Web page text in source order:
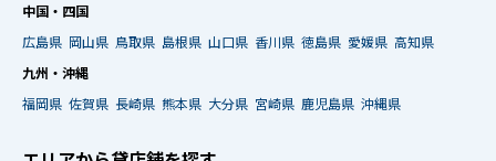
中国・四国
広島県 岡山県 鳥取県 島根県 山口県 香川県 徳島県 愛媛県 高知県
九州・沖縄
福岡県 佐賀県 長崎県 熊本県 大分県 宮崎県 鹿児島県 沖縄県